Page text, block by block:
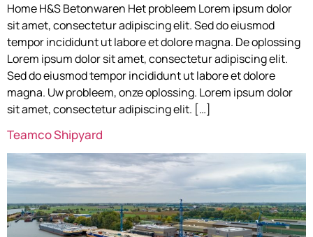
Home H&S Betonwaren Het probleem Lorem ipsum dolor
sit amet, consectetur adipiscing elit. Sed do eiusmod
tempor incididunt ut labore et dolore magna. De oplossing
Lorem ipsum dolor sit amet, consectetur adipiscing elit.
Sed do eiusmod tempor incididunt ut labore et dolore
magna. Uw probleem, onze oplossing. Lorem ipsum dolor
sit amet, consectetur adipiscing elit. […]
Teamco Shipyard